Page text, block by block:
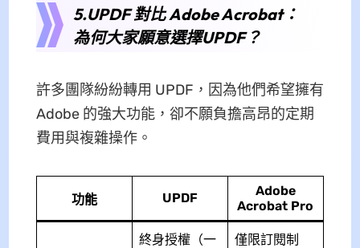
5.UPDF 對比 Adobe Acrobat：
為何大家願意選擇UPDF？
許多團隊紛紛轉用 UPDF，因為他們希望擁有
Adobe 的強大功能，卻不願負擔高昂的定期
費用與複雜操作。
功能 UPDF
Adobe
Acrobat Pro
終身授權（一
僅限訂閱制